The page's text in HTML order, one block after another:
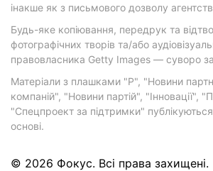
інакше як з письмового дозволу
Будь-яке копіювання, передрук та
фотографічних творів та/або
правовласника Getty Images — суворо
Матеріали з плашками "Р", "Новини
компаній", "Новини партій", "Інновації",
"Спецпроект за підтримки"
основі.
© 2026 Фокус. Всі права захищені.